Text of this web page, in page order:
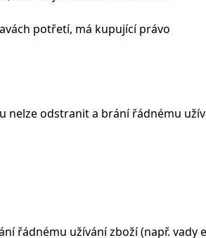
potřetí, má kupující právo
nelze odstranit a brání řádnému
řádnému užívání zboží (např.